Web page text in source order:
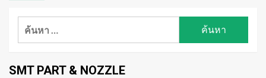
ค้นหา
SMT PART & NOZZLE